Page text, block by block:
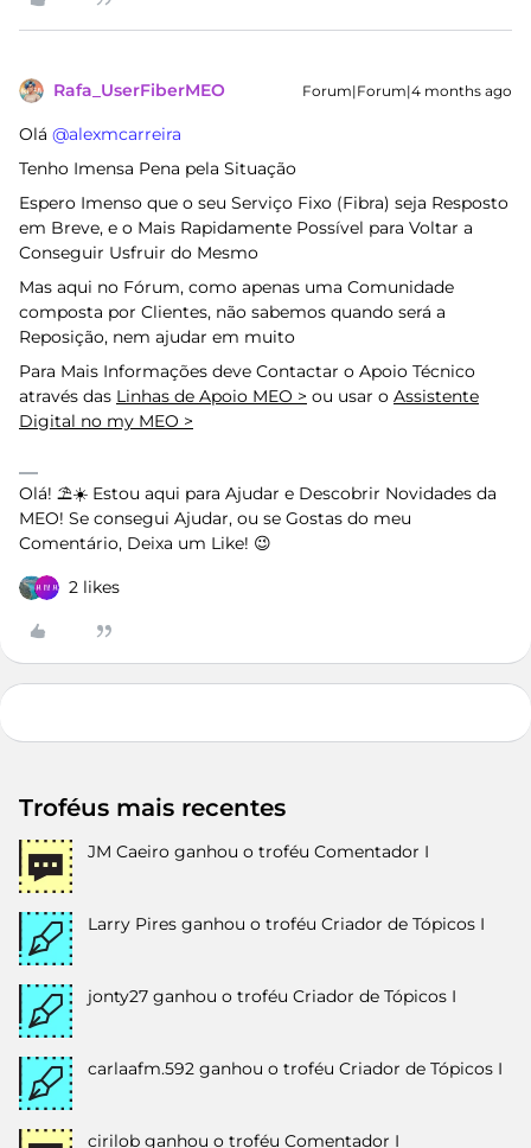
Rafa_UserFiberMEO Forum|Forum|4 months ago
Olá ​ @alexmcarreira
Tenho Imensa Pena pela Situação
Espero Imenso que o seu Serviço Fixo (Fibra) seja Resposto
em Breve, e o Mais Rapidamente Possível para Voltar a
Conseguir Usfruir do Mesmo
Mas aqui no Fórum, como apenas uma Comunidade
composta por Clientes, não sabemos quando será a
Reposição, nem ajudar em muito
Para Mais Informações deve Contactar o Apoio Técnico
através das Linhas de Apoio MEO > ou usar o Assistente
Digital no my MEO >
Olá! ⛱️☀️ Estou aqui para Ajudar e Descobrir Novidades da
MEO! Se consegui Ajudar, ou se Gostas do meu
Comentário, Deixa um Like! 😉
2 likes
Troféus mais recentes
JM Caeiro ganhou o troféu Comentador I
Larry Pires ganhou o troféu Criador de Tópicos I
jonty27 ganhou o troféu Criador de Tópicos I
carlaafm.592 ganhou o troféu Criador de Tópicos I
cirilob ganhou o troféu Comentador I